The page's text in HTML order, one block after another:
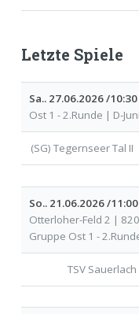
Letzte Spiele
Sa.. 27.06.2026 /
Ost 1 - 2.Runde | D-
(SG) Tegernseer Tal II
So.. 21.06.2026 /
Otterloher-Feld 2 |
Gruppe Ost 1 -
TSV Sauerlach